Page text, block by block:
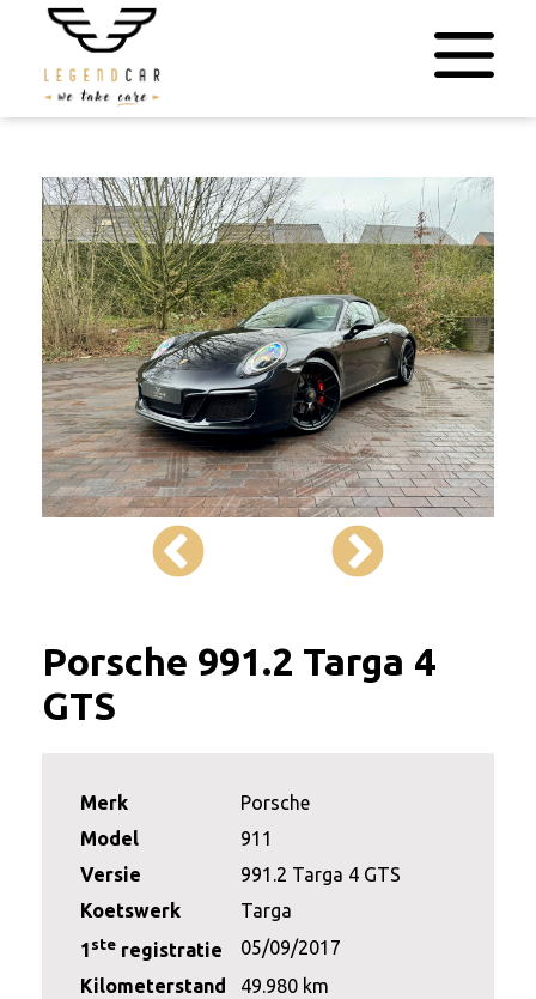
Porsche 991.2 Targa 4
GTS
Merk
Porsche
Model
911
Versie
991.2 Targa 4 GTS
Koetswerk
Targa
1 ste registratie
05/09/2017
Kilometerstand
49.980 km